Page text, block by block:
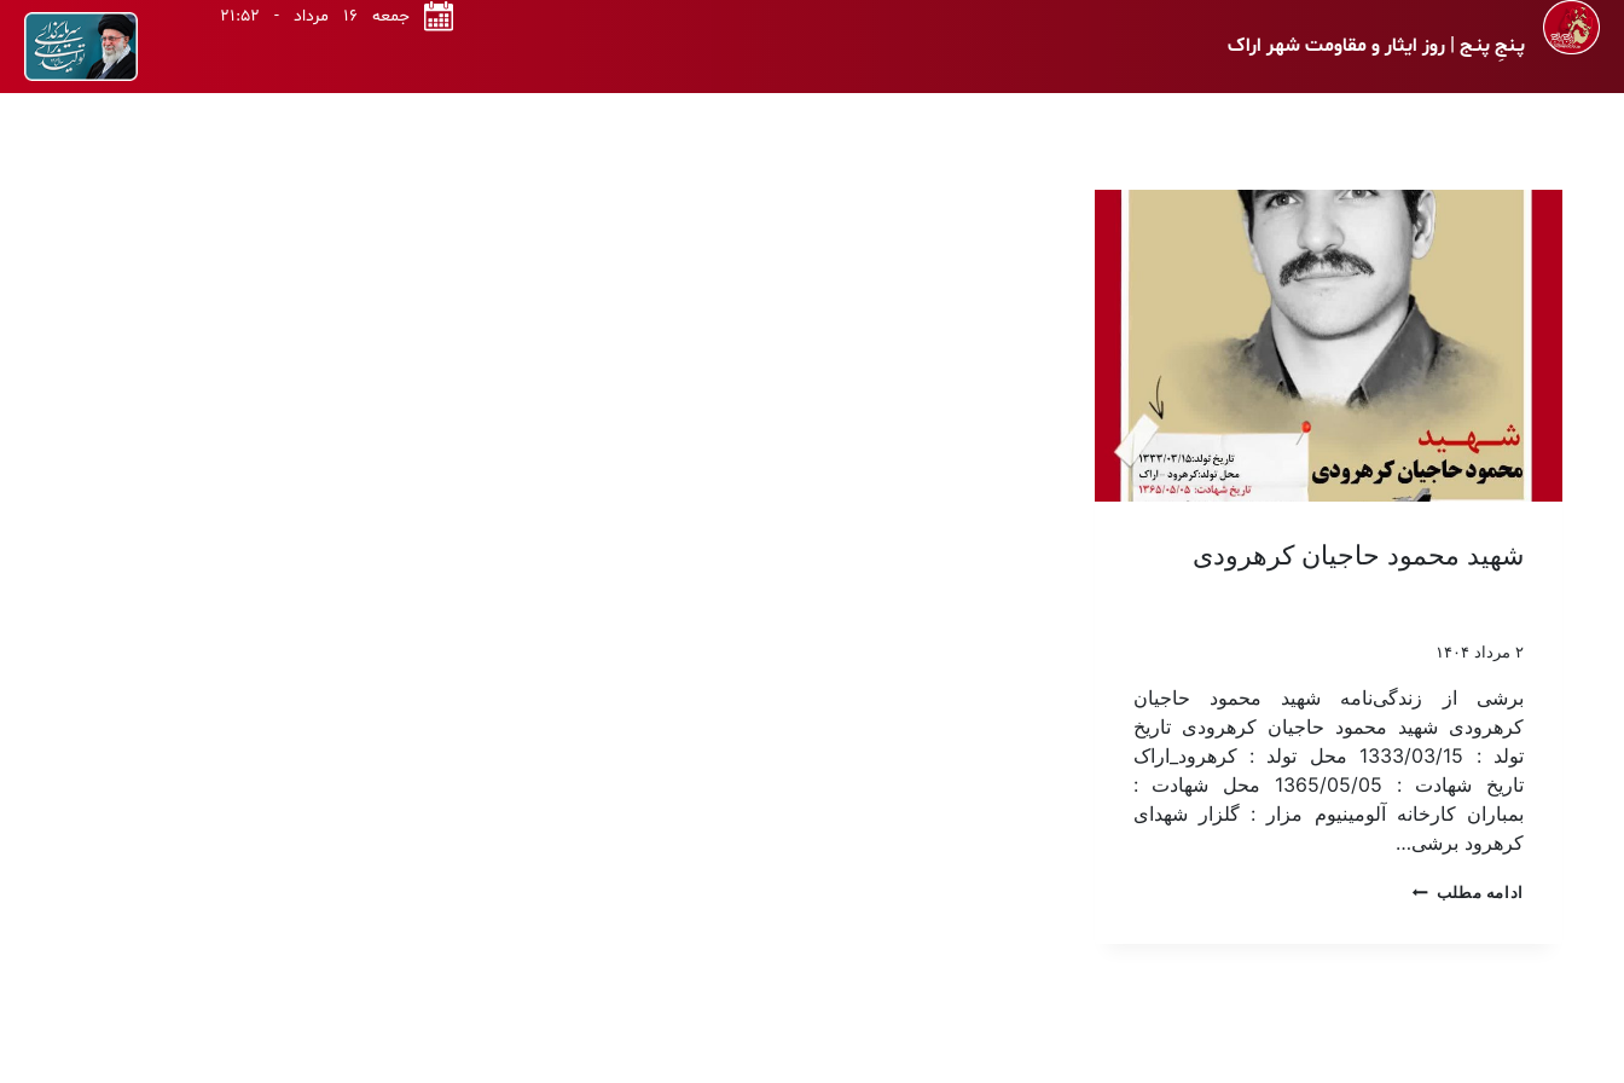
پـنجِ پنـج | روز ایثار و مقاومت شهر اراک
جمعه ۱۶ مرداد - ۲۱:۵۲
شهید محمود حاجیان کرهرودی
۲ مرداد ۱۴۰۴
برشی از زندگی‌نامه شهید محمود حاجیان
کرهرودی شهید محمود حاجیان کرهرودی تاریخ
تولد : 1333/03/15 محل تولد : کرهرود_اراک
تاریخ شهادت : 1365/05/05 محل شهادت :
بمباران کارخانه آلومینیوم مزار : گلزار شهدای
کرهرود برشی…
ادامه مطلب